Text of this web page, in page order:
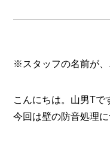
※スタッフの名前が、
こんにちは。山男Tで
今回は壁の防音処理に